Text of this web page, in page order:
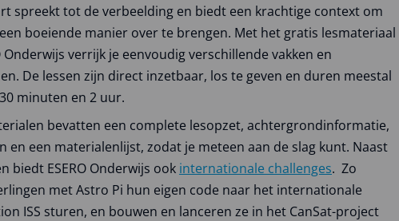
spreekt tot de verbeelding en biedt een krachtige context om
boeiende manier over te brengen. Met het gratis lesmateriaal
Onderwijs verrijk je eenvoudig verschillende vakken en
De lessen zijn direct inzetbaar, los te geven en duren meestal
minuten en 2 uur.
bevatten een complete lesopzet, achtergrondinformatie,
en een materialenlijst, zodat je meteen aan de slag kunt. Naast
biedt ESERO Onderwijs ook internationale challenges. Zo
met Astro Pi hun eigen code naar het internationale
ISS sturen, en bouwen en lanceren ze in het CanSat-project